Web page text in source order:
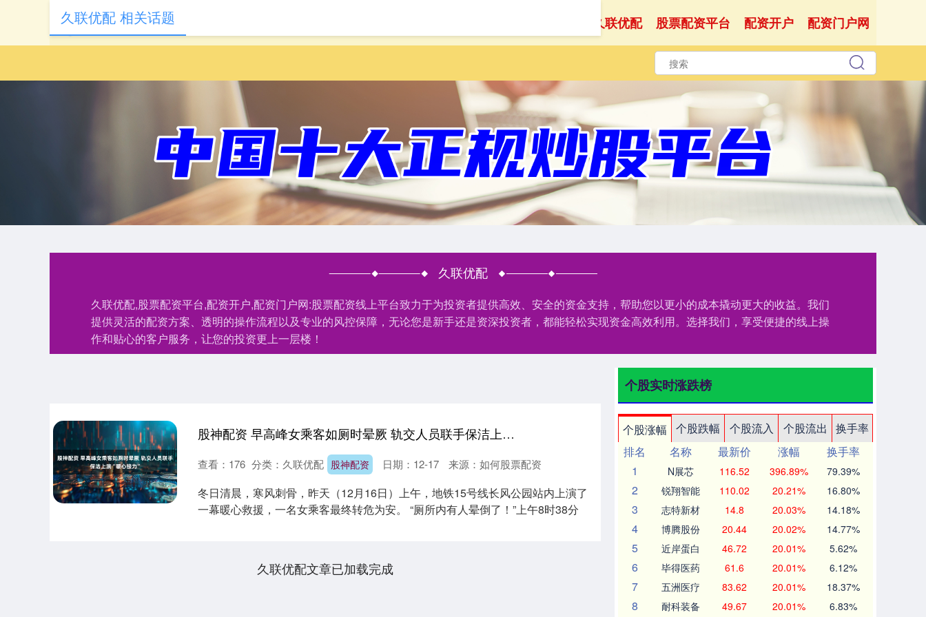
久联优配 股票配资平台 配资开户 配资门户网
久联优配
久联优配,股票配资平台,配资开户,配资门户网:股票配资线上平台致力于为投资者提供高效、安全的资金支持，帮助您以更小的成本撬动更大的收益。我们
提供灵活的配资方案、透明的操作流程以及专业的风控保障，无论您是新手还是资深投资者，都能轻松实现资金高效利用。选择我们，享受便捷的线上操
作和贴心的客户服务，让您的投资更上一层楼！
久联优配 相关话题
股神配资 早高峰女乘客如厕时晕厥 轨交人员联手保洁上演“暖心接力”
股神配资 日期：12-17 来源：如何股票配资
查看： 176 分类： 久联优配
冬日清晨，寒风刺骨，昨天（12月16日）上午，地铁15号线长风公园站内上演了
一幕暖心救援，一名女乘客最终转危为安。 “厕所内有人晕倒了！”上午8时38分
久联优配文章已加载完成
个股实时涨跌榜
个股涨幅 个股跌幅 个股流入 个股流出
换手率
排名
名称 最新价 涨幅
换手率
1
N展芯 116.52 396.89% 79.39%
2 锐翔智能 110.02 20.21% 16.80%
3 志特新材 14.8 20.03% 14.18%
4 博腾股份 20.44 20.02% 14.77%
5 近岸蛋白 46.72 20.01% 5.62%
6 毕得医药 61.6 20.01% 6.12%
7 五洲医疗 83.62 20.01% 18.37%
8 耐科装备 49.67 20.01% 6.83%